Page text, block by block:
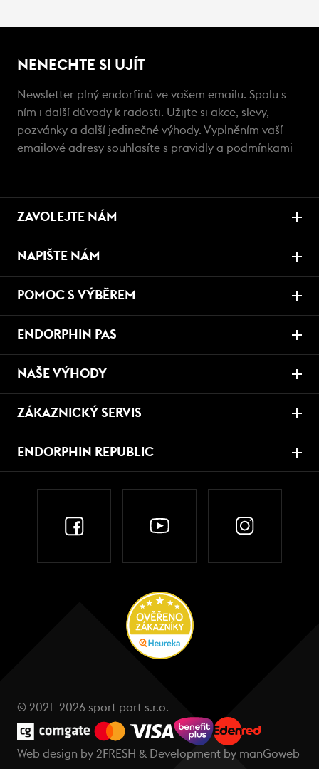
NENECHTE SI UJÍT
Newsletter plný endorfinů ve vašem emailu. Spolu s
ním i další důvody k radosti. Užijte si akce, slevy,
pozvánky a další jedinečné výhody. Vyplněním vaší
emailové adresy souhlasíte s pravidly a podmínkami
ZAVOLEJTE NÁM
NAPIŠTE NÁM
POMOC S VÝBĚREM
ENDORPHIN PAS
NAŠE VÝHODY
ZÁKAZNICKÝ SERVIS
ENDORPHIN REPUBLIC
© 2021–2026 sport port s.r.o.
Web design by 2FRESH & Development by manGoweb